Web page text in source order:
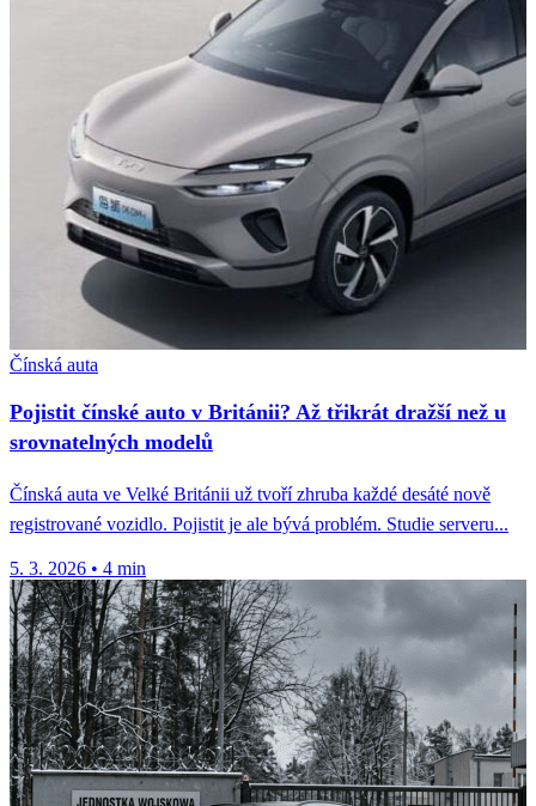
Čínská auta
Pojistit čínské auto v Británii? Až třikrát dražší než u
srovnatelných modelů
Čínská auta ve Velké Británii už tvoří zhruba každé desáté nově
registrované vozidlo. Pojistit je ale bývá problém. Studie serveru...
5. 3. 2026 • 4 min